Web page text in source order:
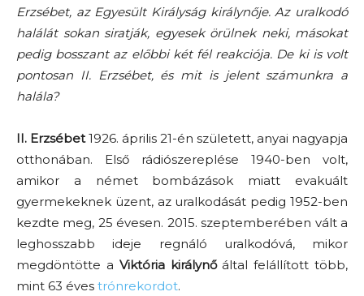
Erzsébet, az Egyesült Királyság királynője. Az uralkodó
halálát sokan siratják, egyesek örülnek neki, másokat
pedig bosszant az előbbi két fél reakciója. De ki is volt
pontosan II. Erzsébet, és mit is jelent számunkra a
halála?
II. Erzsébet1926. április 21-én született, anyai nagyapja
otthonában. Első rádiószereplése 1940-ben volt,
amikor a német bombázások miatt evakuált
gyermekeknek üzent, az uralkodását pedig 1952-ben
kezdte meg, 25 évesen. 2015. szeptemberében vált a
leghosszabb ideje regnáló uralkodóvá, mikor
megdöntötte a Viktória királynőáltal felállított több,
mint 63 éves trónrekordot.